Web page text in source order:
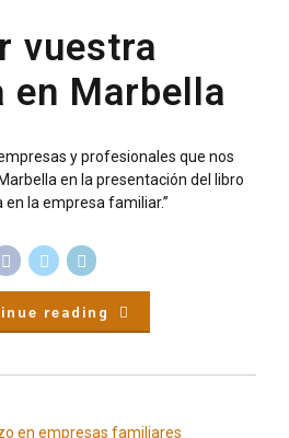
vuestra
en Marbella
y profesionales que nos
en la presentación del libro
la empresa familiar.”
reading